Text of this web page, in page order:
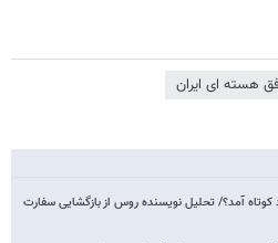
هسته ای ایران
کوتاه آمد؟/ تحلیل نویسنده روس از بازگشایی سفارت